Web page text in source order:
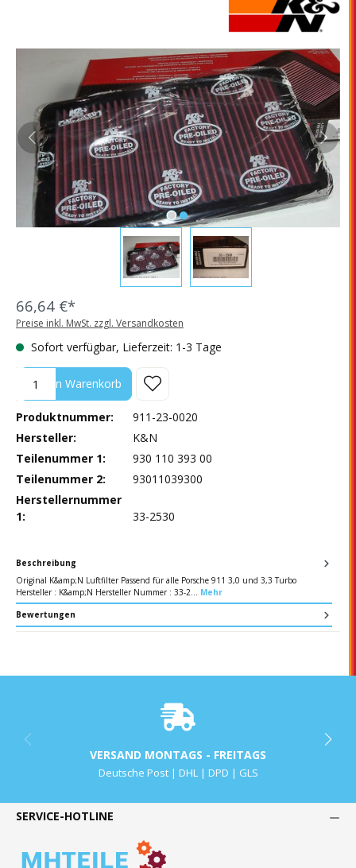
66,64 €*
Preise inkl. MwSt. zzgl. Versandkosten
Sofort verfügbar, Lieferzeit: 1-3 Tage
Produkt Anzahl: Gib den gewünschten Wert ein oder benutze die
In den Warenkorb
Produktnummer:
911-23-0020
Hersteller:
K&N
Teilenummer 1:
930 110 393 00
Teilenummer 2:
93011039300
Herstellernummer
1:
33-2530
Beschreibung
Original K&amp;N Luftfilter Passend für alle Porsche 911 3,0 und 3,3 Turbo
Hersteller : K&amp;N Hersteller Nummer : 33-2… Mehr
Bewertungen
VERSAND MONTAGS - FREITAGS
Deutsche Post | DHL | DPD | GLS
SERVICE-HOTLINE